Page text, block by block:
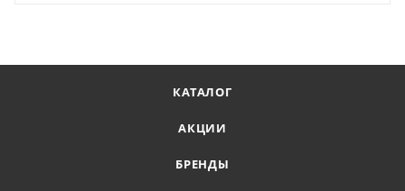
КАТАЛОГ
АКЦИИ
БРЕНДЫ